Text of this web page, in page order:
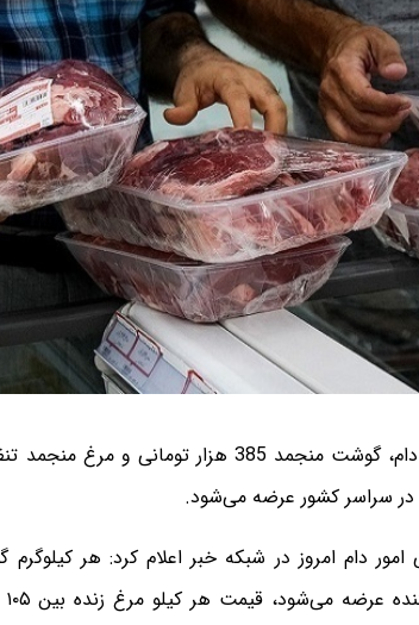
به گفته مدیرعامل شرکت پشتیبانی امور دام، گوشت منجمد 385 هزار
دام امروز در شبکه خبر اعلام کرد: هر